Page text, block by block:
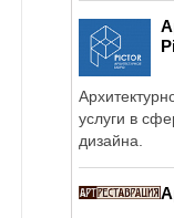
услуги в
дизайна.